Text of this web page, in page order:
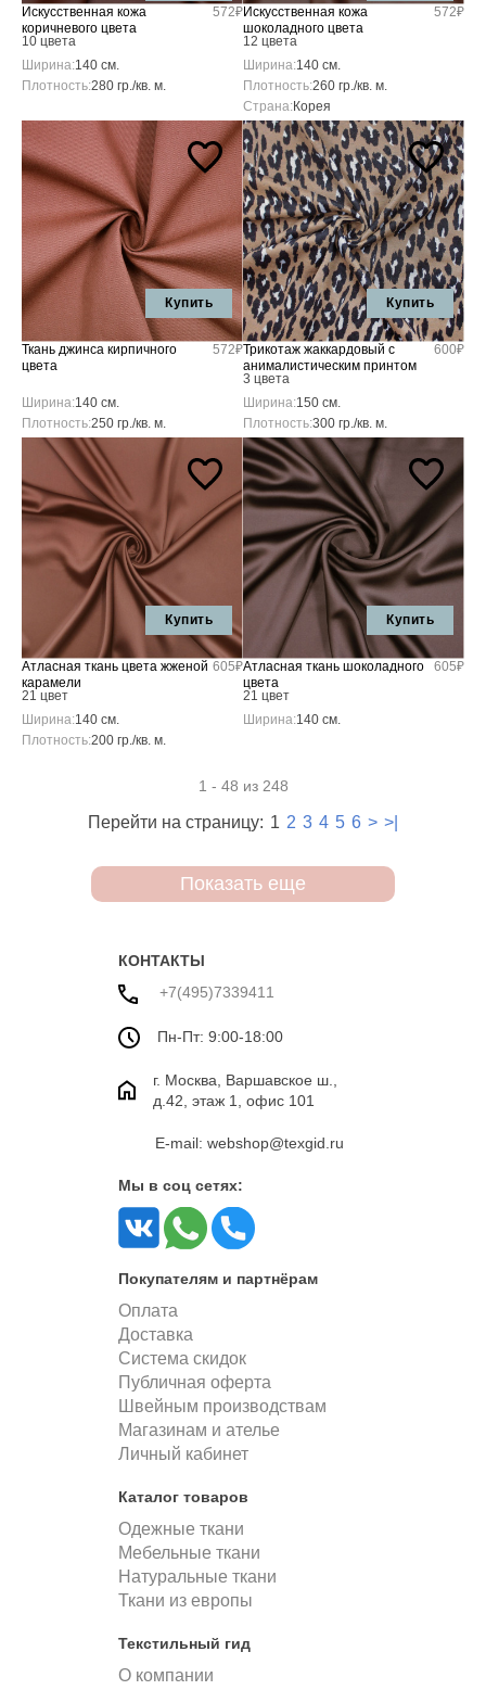
Искусственная кожа
коричневого цвета
10 цвета
572₽
Ширина:140 см.
Плотность:280 гр./кв. м.
Искусственная кожа
шоколадного цвета
12 цвета
572₽
Ширина:140 см.
Плотность:260 гр./кв. м.
Страна:Корея
Купить
Ткань джинса кирпичного
цвета
572₽
Ширина:140 см.
Плотность:250 гр./кв. м.
Купить
Трикотаж жаккардовый с
анималистическим принтом
3 цвета
600₽
Ширина:150 см.
Плотность:300 гр./кв. м.
Купить
Атласная ткань цвета жженой
карамели
21 цвет
605₽
Ширина:140 см.
Плотность:200 гр./кв. м.
Купить
Атласная ткань шоколадного
цвета
21 цвет
605₽
Ширина:140 см.
1 - 48 из 248
Перейти на страницу: 1 2 3 4 5 6 > >|
Показать еще
КОНТАКТЫ
+7(495)7339411
Пн-Пт: 9:00-18:00
г. Москва, Варшавское ш.,
д.42, этаж 1, офис 101
E-mail: webshop@texgid.ru
Мы в соц сетях:
Покупателям и партнёрам
Оплата
Доставка
Система скидок
Публичная оферта
Швейным производствам
Магазинам и ателье
Личный кабинет
Каталог товаров
Одежные ткани
Мебельные ткани
Натуральные ткани
Ткани из европы
Текстильный гид
О компании